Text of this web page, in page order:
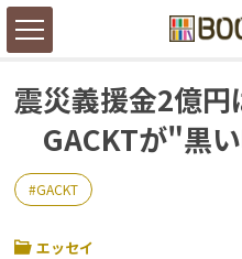
震災義援金2億円
GACKTが"黒
GACKT
エッセイ